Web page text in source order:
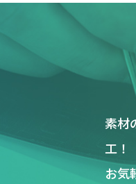
素材
工！
お気